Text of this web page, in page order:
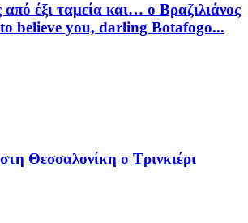
έξι ταμεία και… ο Βραζιλιάνος
to believe you, darling Botafogo...
Θεσσαλονίκη ο Τρινκιέρι